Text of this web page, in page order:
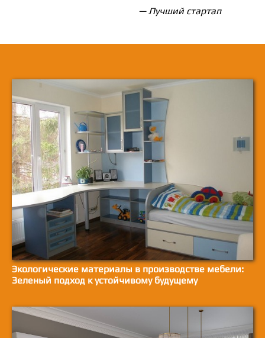
— Лучший стартап
Экологические материалы в производстве мебели:
Зеленый подход к устойчивому будущему